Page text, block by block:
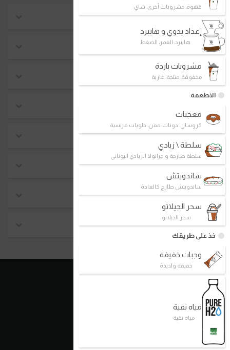
قهوة، مشروبات أخرى، شاي
إعداد يدوي و هايبرد
هايبرد، الغمر، الضغط
مشروبات باردة
مخفوقة، مثلجة، غازية
الاطعمة
معجنات
كروسان، دونات، مفن، حلويات فرنسية
سلطة \ زبادي
سلطة طازجة و جرانولا الزبادي اليوناني
ساندويتش
ساندويتش طازج كالعادة
سحر الجيلاتو
سحر الجيلاتو
خذ على طريقك
وجبات خفيفة
خفيفة ولذيذة
مياه نقية
مياه نقية
موسمي
احدث منتجات
الأعلى مبيعاً
صندوق د.كيف
ماتشا بريميوم
بيع ساخن
كيتو
روابط سريعة
الأسس